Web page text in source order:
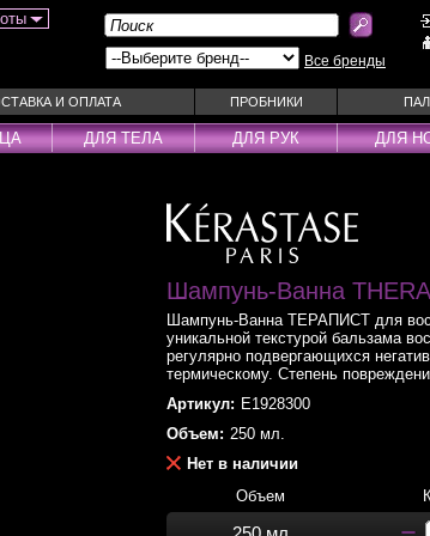
Все бренды
И ОПЛАТА ПРОБНИКИ
Муссы
Наборы
Оттеночные уходы
Парфюм
Паста
Пена
Пилинг
Фиксаторы
Эмульсии
ДЛЯ ТЕЛА ДЛЯ РУК ДЛЯ
Шампунь-Ванна
Шампунь-Ванна ТЕРАПИСТ для
уникальной текстурой бальзама
регулярно подвергающихся
термическому. Степень
Артикул: E1928300
Объем: 250 мл.
Нет в наличии
Объем